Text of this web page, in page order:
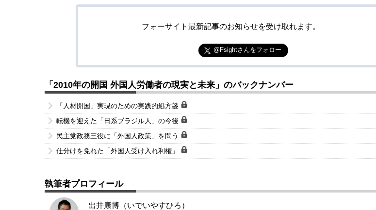
フォーサイト最新記事のお知らせを受け取れます。
@Fsightさんをフォロー
「2010年の開国 外国人労働者の現実と未来」のバックナンバー
「人材開国」実現のための実践的処方箋
転機を迎えた「日系ブラジル人」の今後
民主党政務三役に「外国人政策」を問う
仕分けを免れた「外国人受け入れ利権」
執筆者プロフィール
出井康博（いでいやすひろ）